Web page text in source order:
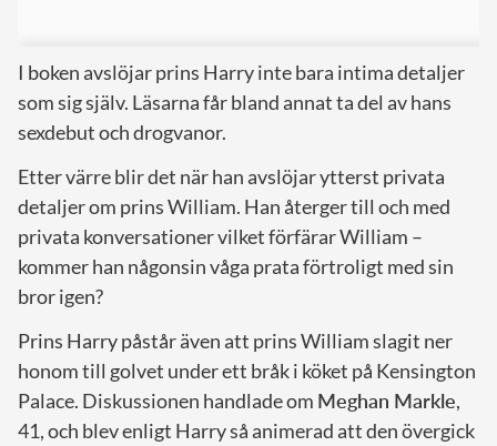
I boken avslöjar prins Harry inte bara intima detaljer
som sig själv. Läsarna får bland annat ta del av hans
sexdebut och drogvanor.
Etter värre blir det när han avslöjar ytterst privata
detaljer om prins William. Han återger till och med
privata konversationer vilket förfärar William –
kommer han någonsin våga prata förtroligt med sin
bror igen?
Prins Harry påstår även att prins William slagit ner
honom till golvet under ett bråk i köket på Kensington
Palace. Diskussionen handlade om Meghan Markle,
41, och blev enligt Harry så animerad att den övergick